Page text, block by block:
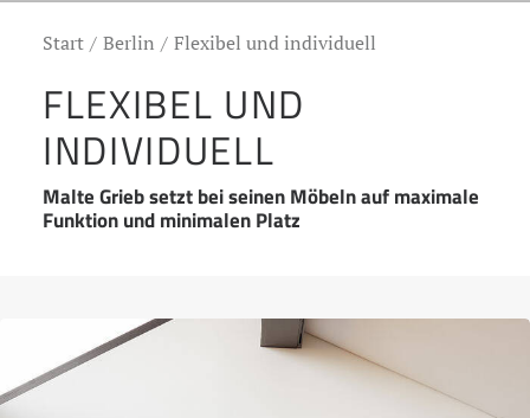
Start Berlin Flexibel und individuell
FLEXIBEL UND
INDIVIDUELL
Malte Grieb setzt bei seinen Möbeln auf maximale
Funktion und minimalen Platz